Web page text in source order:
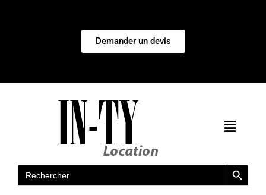
Demander un devis
Search
for:
Search Button